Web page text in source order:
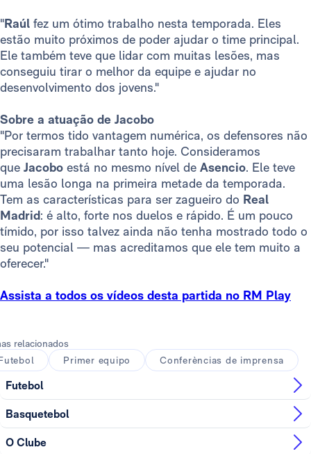
"Raúl fez um ótimo trabalho nesta temporada. Eles
estão muito próximos de poder ajudar o time principal.
Ele também teve que lidar com muitas lesões, mas
conseguiu tirar o melhor da equipe e ajudar no
desenvolvimento dos jovens."
Sobre a atuação de Jacobo
"Por termos tido vantagem numérica, os defensores não
precisaram trabalhar tanto hoje. Consideramos
que Jacobo está no mesmo nível de Asencio. Ele teve
uma lesão longa na primeira metade da temporada.
Tem as características para ser zagueiro do Real
Madrid: é alto, forte nos duelos e rápido. É um pouco
tímido, por isso talvez ainda não tenha mostrado todo o
seu potencial — mas acreditamos que ele tem muito a
oferecer."
Assista a todos os vídeos desta partida no RM Play
relacionados
Primer equipo Conferèncias de imprensa
Futebol
Basquetebol
O Clube